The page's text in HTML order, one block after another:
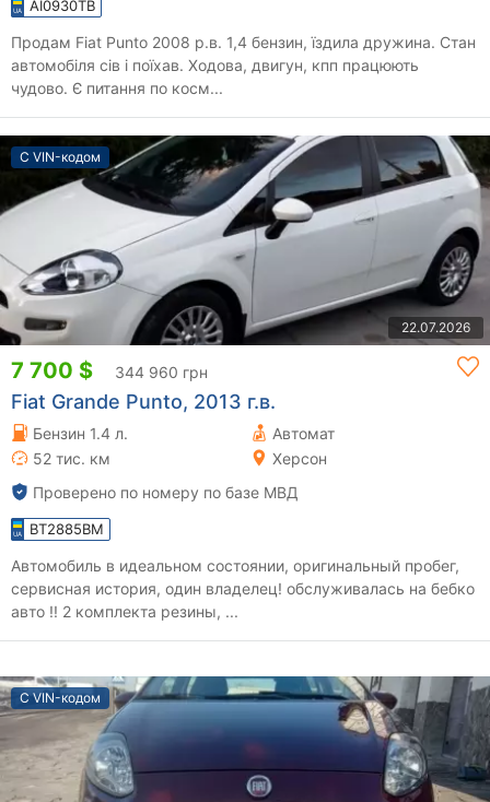
AI0930TB
Продам Fiat Punto 2008 р.в. 1,4 бензин, їздила дружина. Стан
автомобіля сів і поїхав. Ходова, двигун, кпп працюють
чудово. Є питання по косм...
С VIN-кодом
22.07.2026
7 700 $ 344 960 грн
Fiat Grande Punto, 2013 г.в.
Бензин 1.4 л.
Автомат
52 тис. км
Херсон
Проверено по номеру по базе МВД
BT2885BM
Автомобиль в идеальном состоянии, оригинальный пробег,
сервисная история, один владелец! обслуживалась на бебко
авто !! 2 комплекта резины, ...
С VIN-кодом